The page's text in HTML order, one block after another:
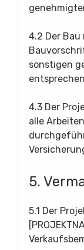
4.2 Der
sonstigen
4.3 Der
alle
5.
5.1 Der